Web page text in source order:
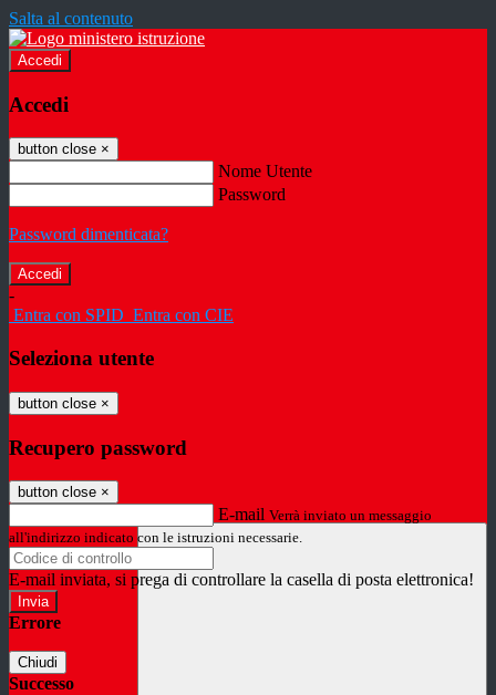
Salta al contenuto
Accedi
Accedi
button close ×
Nome Utente
Password
Password dimenticata?
-
Entra con SPID Entra con CIE
Seleziona utente
button close ×
Recupero password
button close ×
E-mail Verrà inviato un messaggio
all'indirizzo indicato con le istruzioni necessarie.
E-mail inviata, si prega di controllare la casella di posta elettronica!
Errore
Chiudi
Successo